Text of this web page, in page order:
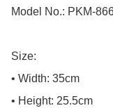
Model No.: PKM-
Size:
• Width: 35cm
• Height: 25.5cm